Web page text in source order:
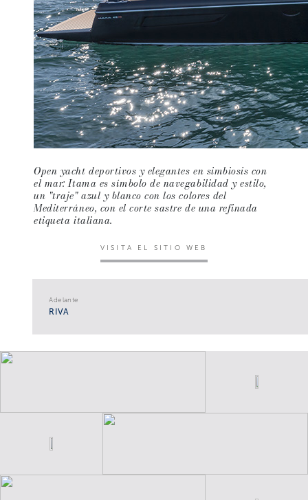
Open yacht deportivos y elegantes en simbiosis con
el mar: Itama es símbolo de navegabilidad y estilo,
un "traje" azul y blanco con los colores del
Mediterráneo, con el corte sastre de una refinada
etiqueta italiana.
VISITA EL SITIO WEB
Adelante
RIVA